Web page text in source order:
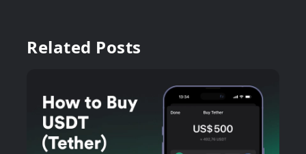
Related Posts